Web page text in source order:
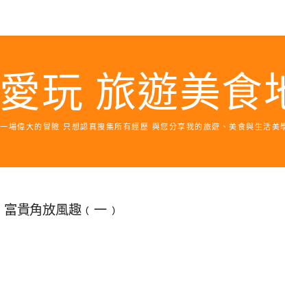
玩 旅遊美食
場偉大的冒險 只想認真搜集所有經歷 與您分享我的旅遊、美食與生活美
貴角放風趣﹙一﹚